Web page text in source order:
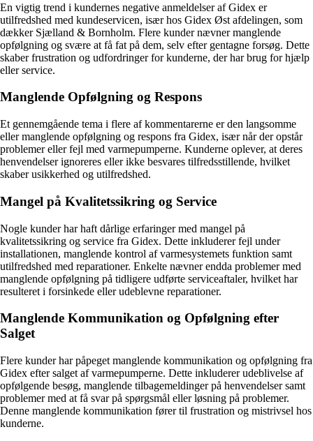
En vigtig trend i kundernes negative anmeldelser af Gidex er
utilfredshed med kundeservicen, især hos Gidex Øst afdelingen, som
dækker Sjælland & Bornholm. Flere kunder nævner manglende
opfølgning og svære at få fat på dem, selv efter gentagne forsøg. Dette
skaber frustration og udfordringer for kunderne, der har brug for hjælp
eller service.
Manglende Opfølgning og Respons
Et gennemgående tema i flere af kommentarerne er den langsomme
eller manglende opfølgning og respons fra Gidex, især når der opstår
problemer eller fejl med varmepumperne. Kunderne oplever, at deres
henvendelser ignoreres eller ikke besvares tilfredsstillende, hvilket
skaber usikkerhed og utilfredshed.
Mangel på Kvalitetssikring og Service
Nogle kunder har haft dårlige erfaringer med mangel på
kvalitetssikring og service fra Gidex. Dette inkluderer fejl under
installationen, manglende kontrol af varmesystemets funktion samt
utilfredshed med reparationer. Enkelte nævner endda problemer med
manglende opfølgning på tidligere udførte serviceaftaler, hvilket har
resulteret i forsinkede eller udeblevne reparationer.
Manglende Kommunikation og Opfølgning efter
Salget
Flere kunder har påpeget manglende kommunikation og opfølgning fra
Gidex efter salget af varmepumperne. Dette inkluderer udeblivelse af
opfølgende besøg, manglende tilbagemeldinger på henvendelser samt
problemer med at få svar på spørgsmål eller løsning på problemer.
Denne manglende kommunikation fører til frustration og mistrivsel hos
kunderne.